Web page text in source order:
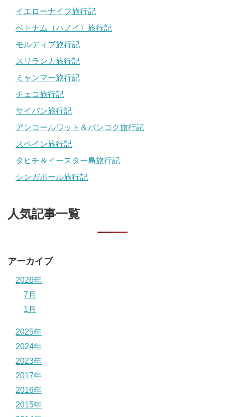
イエローナイフ旅行記
ベトナム（ハノイ）旅行記
モルディブ旅行記
スリランカ旅行記
ミャンマー旅行記
チェコ旅行記
サイパン旅行記
アンコールワット＆バンコク旅行記
スペイン旅行記
タヒチ＆イースター島旅行記
シンガポール旅行記
人気記事一覧
アーカイブ
2026年
7月
1月
2025年
2024年
2023年
2017年
2016年
2015年